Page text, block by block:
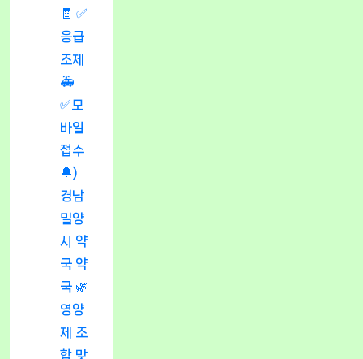
🧾 ✅
응급
조제
🚑
✅모
바일
접수
🔔)
경남
밀양
시 약
국 약
국 🌿
영양
제 조
합 맞